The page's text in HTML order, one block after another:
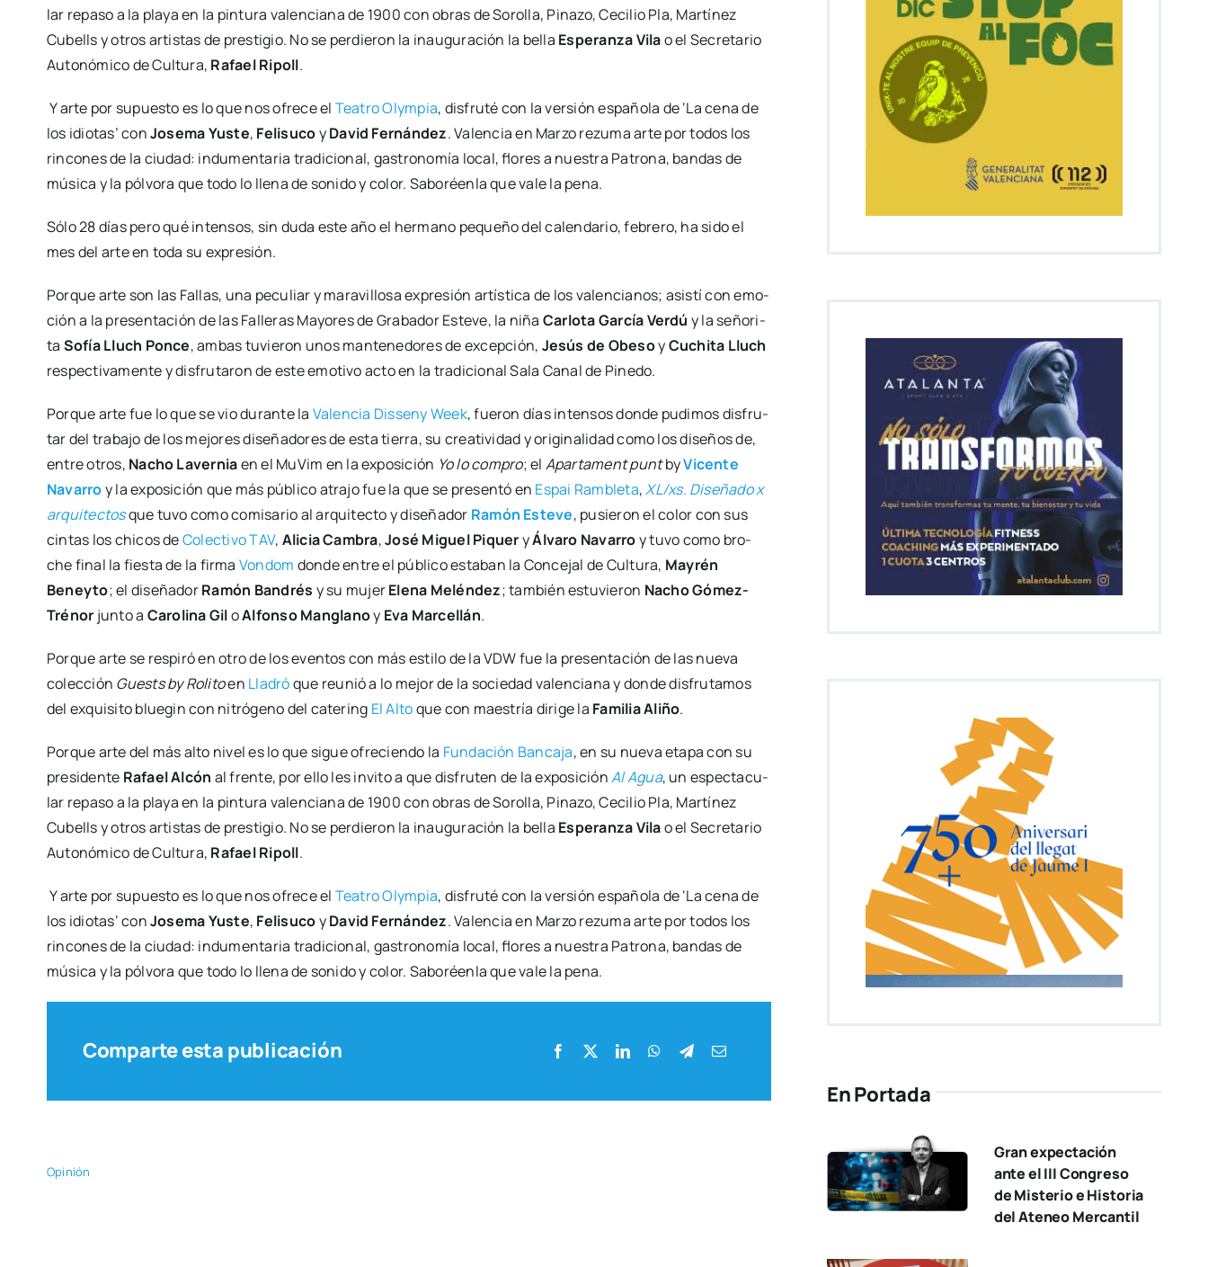
lar repa­so a la pla­ya en la pin­tu­ra valen­cia­na de 1900 con obras de Soro­lla, Pina­zo, Ceci­lio Pla, Mar­tí­nez
Cubells y otros artis­tas de pres­ti­gio. No se per­die­ron la inau­gu­ra­ción la bella Espe­ran­za Vilao el Secre­ta­rio
Auto­nó­mi­co de Cul­tu­ra, Rafael Ripoll.
Y arte por supues­to es lo que nos ofre­ce el Tea­tro Olym­pia, dis­fru­té con la ver­sión espa­ño­la de ‘La cena de
los idio­tas’ conJose­ma Yus­te, Feli­su­coyDavid Fer­nán­dez. Valen­cia en Mar­zo rezu­ma arte por todos los
rin­co­nes de la ciu­dad: indu­men­ta­ria tra­di­cio­nal, gas­tro­no­mía local, flo­res a nues­tra Patro­na, ban­das de
músi­ca y la pól­vo­ra que todo lo lle­na de soni­do y color. Sabo­réen­la que vale la pena.
Sólo 28 días pero qué inten­sos, sin duda este año el her­mano peque­ño del calen­da­rio, febre­ro, ha sido el
mes del arte en toda su expre­sión.
Por­que arte son las Fallas, una pecu­liar y mara­vi­llo­sa expre­sión artís­ti­ca de los valen­cia­nos; asis­tí con emo­
ción a la pre­sen­ta­ción de las Falle­ras Mayo­res de Gra­ba­dor Este­ve, la niña Car­lo­ta Gar­cía Ver­dú y la seño­ri­
ta Sofía Lluch Pon­ce, ambas tuvie­ron unos man­te­ne­do­res de excep­ción, Jesús de Obe­soyCuchi­ta Lluch
res­pec­ti­va­men­te y dis­fru­ta­ron de este emo­ti­vo acto en la tra­di­cio­nal Sala Canal de Pine­do.
Por­que arte fue lo que se vio duran­te la Valen­cia Dis­seny Week, fue­ron días inten­sos don­de pudi­mos dis­fru­
tar del tra­ba­jo de los mejo­res dise­ña­do­res de esta tie­rra, su crea­ti­vi­dad y ori­gi­na­li­dad como los dise­ños de,
entre otros, Nacho Laver­niaen el MuVim en la expo­si­ción Yo lo com­pro; el Apar­ta­ment puntbyVicen­te
Nava­rroy la expo­si­ción que más públi­co atra­jo fue la que se pre­sen­tó en Espai Ram­ble­ta,XL/xs. Dise­ña­do x
arqui­tec­tosque tuvo como comi­sa­rio al arqui­tec­to y dise­ña­dor Ramón Este­ve, pusie­ron el color con sus
cin­tas los chi­cos deColec­ti­vo TAV, Ali­cia Cam­bra,José Miguel PiqueryÁlva­ro Nava­rroy tuvo como bro­
che final la fies­ta de la fir­ma Von­dom don­de entre el públi­co esta­ban la Con­ce­jal de Cul­tu­ra, May­rén
Beney­to; el dise­ña­dorRamón Ban­drés y su mujerEle­na Melén­dez; tam­bién estu­vie­ron Nacho Gómez-
Tré­­nor jun­to a Caro­li­na GiloAlfon­so Man­glanoy Eva Mar­ce­llán.
Por­que arte se res­pi­ró en otro de los even­tos con más esti­lo de la VDW fue la pre­sen­ta­ción de las nue­va
colec­ción Guests by Roli­toen Lla­dróque reu­nió a lo mejor de la socie­dad valen­cia­na y don­de dis­fru­ta­mos
del exqui­si­to blue­gin con nitró­geno del cate­ring El Altoque con maes­tría diri­ge la Fami­lia Ali­ño.
Por­que arte del más alto nivel es lo que sigue ofre­cien­do la Fun­da­ción Ban­ca­ja, en su nue­va eta­pa con su
pre­si­den­te Rafael Alcón al fren­te, por ello les invi­to a que dis­fru­ten de la expo­si­ciónAl Agua, un espec­ta­cu­
lar repa­so a la pla­ya en la pin­tu­ra valen­cia­na de 1900 con obras de Soro­lla, Pina­zo, Ceci­lio Pla, Mar­tí­nez
Cubells y otros artis­tas de pres­ti­gio. No se per­die­ron la inau­gu­ra­ción la bella Espe­ran­za Vilao el Secre­ta­rio
Auto­nó­mi­co de Cul­tu­ra, Rafael Ripoll.
Y arte por supues­to es lo que nos ofre­ce el Tea­tro Olym­pia, dis­fru­té con la ver­sión espa­ño­la de ‘La cena de
los idio­tas’ conJose­ma Yus­te, Feli­su­coyDavid Fer­nán­dez. Valen­cia en Mar­zo rezu­ma arte por todos los
rin­co­nes de la ciu­dad: indu­men­ta­ria tra­di­cio­nal, gas­tro­no­mía local, flo­res a nues­tra Patro­na, ban­das de
músi­ca y la pól­vo­ra que todo lo lle­na de soni­do y color. Sabo­réen­la que vale la pena.
Comparte esta publicación
Opi­nión
En Portada
Gran expectación
ante el III Congreso
de Misterio e Historia
del Ateneo Mercantil